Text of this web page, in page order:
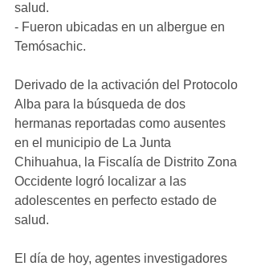
salud.
- Fueron ubicadas en un albergue en
Temósachic.
Derivado de la activación del Protocolo
Alba para la búsqueda de dos
hermanas reportadas como ausentes
en el municipio de La Junta
Chihuahua, la Fiscalía de Distrito Zona
Occidente logró localizar a las
adolescentes en perfecto estado de
salud.
El día de hoy, agentes investigadores